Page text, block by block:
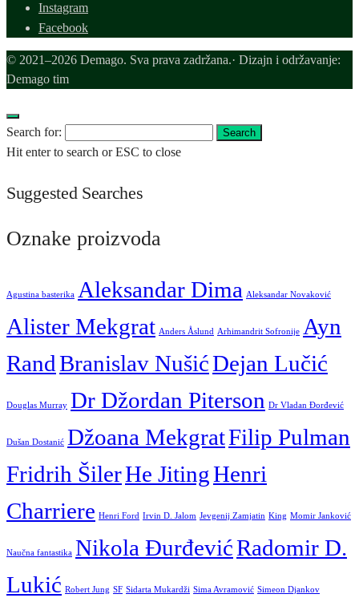
Instagram
Facebook
© 2021–2026 Demago. Sva prava zadržana.· Dizajn i održavanje:
Demago tim
Search for: Search
Hit enter to search or ESC to close
Suggested Searches
Oznake proizvoda
Agustina basterika Aleksandar Dima Aleksandar Novaković
Alister Mekgrat Anders Åslund Arhimandrit Sofronije Ayn
RandBranislav NušićDejan Lučić
Douglas Murray Dr Džordan Piterson Dr Vladan Đorđević
Dušan Dostanić Džoana MekgratFilip Pulman
Fridrih ŠilerHe JitingHenri
Charriere Henri Ford Irvin D. Jalom Jevgenij Zamjatin King Momir Janković
Naučna fantastika Nikola ĐurđevićRadomir D.
Lukić Robert Jung SF Sidarta Mukardži Sima Avramović Simeon Djankov